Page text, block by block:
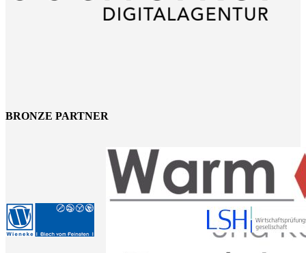
BRONZE PARTNER